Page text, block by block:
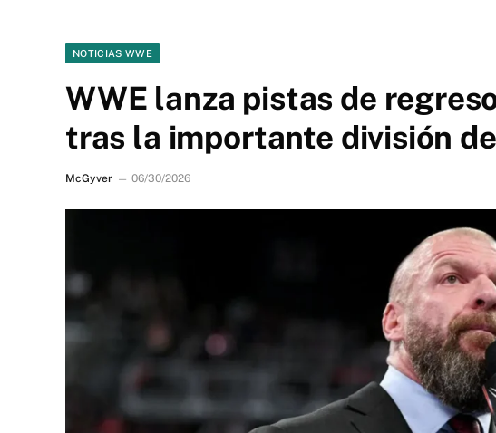
NOTICIAS WWE
WWE lanza pistas de
tras la importante división
McGyver 06/30/2026